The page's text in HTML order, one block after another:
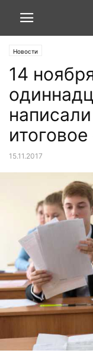
Новости
14
15.11.2017